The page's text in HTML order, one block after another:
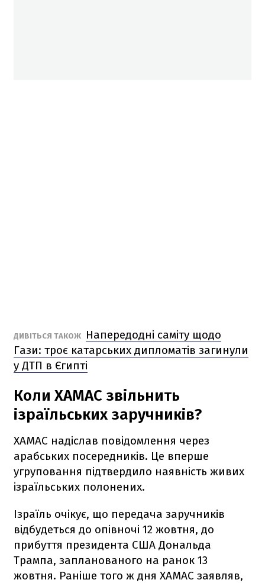
ДИВІТЬСЯ ТАКОЖ
Напередодні саміту щодо
Гази: троє катарських дипломатів загинули
у ДТП в Єгипті
Коли ХАМАС звільнить
ізраїльських заручників?
ХАМАС надіслав повідомлення через
арабських посередників. Це вперше
угруповання підтвердило наявність живих
ізраїльських полонених.
Ізраїль очікує, що передача заручників
відбудеться до опівночі 12 жовтня, до
прибуття президента США Дональда
Трампа, запланованого на ранок 13
жовтня. Раніше того ж дня ХАМАС заявляв,